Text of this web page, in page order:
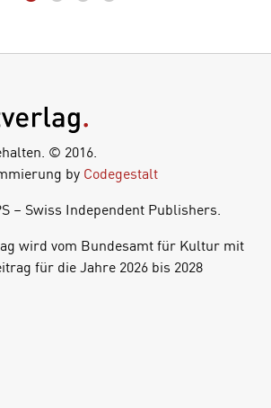
© 2016.
by Codegestalt
– Swiss Independent Publishers.
wird vom Bundesamt für Kultur mit
für die Jahre 2026 bis 2028